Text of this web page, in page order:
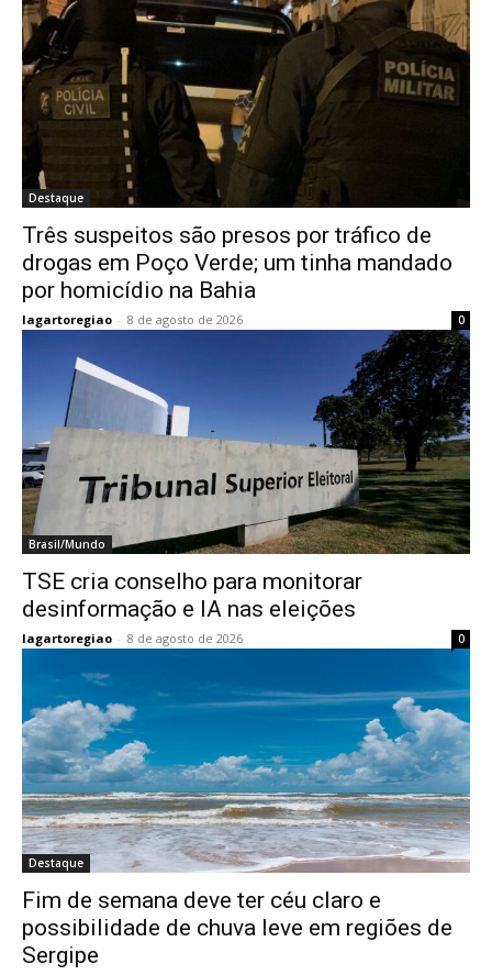
Destaque
Três suspeitos são presos por tráfico de
drogas em Poço Verde; um tinha mandado
por homicídio na Bahia
lagartoregiao - 8 de agosto de 2026 0
Brasil/Mundo
TSE cria conselho para monitorar
desinformação e IA nas eleições
lagartoregiao - 8 de agosto de 2026 0
Destaque
Fim de semana deve ter céu claro e
possibilidade de chuva leve em regiões de
Sergipe